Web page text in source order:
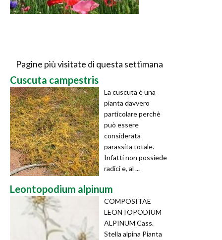
Pagine più visitate di questa settimana
Cuscuta campestris
La cuscuta è una
pianta davvero
particolare perchè
può essere
considerata
parassita totale.
Infatti non possiede
radici e, al ...
Leontopodium alpinum
COMPOSITAE
LEONTOPODIUM
ALPINUM Cass.
Stella alpina Pianta